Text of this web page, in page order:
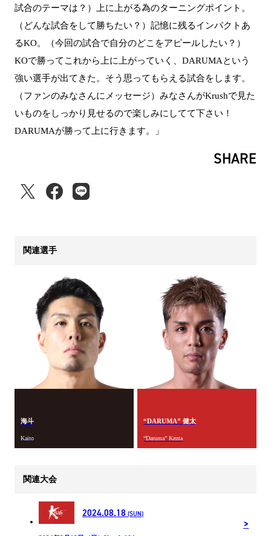
試合のテーマは？）上に上がる為のターニングポイント。
（どんな試合をして勝ちたい？）記憶に残るインパクトあ
るKO。（今回の試合で自分のどこをアピールしたい？）
KOで勝ってこれから上に上がっていく、DARUMAという
強い選手が出てきた。そう思ってもらえる試合をします。
（ファンのみなさんにメッセージ）みなさんがKrushで見た
いものをしっかり見せるので楽しみにしてて下さい！
DARUMAが勝って上に行きます。」
SHARE
関連選手
海斗
Kaito
“DARUMA” 健太
“Daruma” Kenta
関連大会
2024.08.18 (SUN)